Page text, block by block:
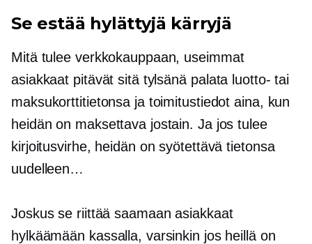
Se estää hylättyjä kärryjä
Mitä tulee verkkokauppaan, useimmat
asiakkaat pitävät sitä tylsänä palata luotto- tai
maksukorttitietonsa ja toimitustiedot aina, kun
heidän on maksettava jostain. Ja jos tulee
kirjoitusvirhe, heidän on syötettävä tietonsa
uudelleen…
Joskus se riittää saamaan asiakkaat
hylkäämään kassalla, varsinkin jos heillä on